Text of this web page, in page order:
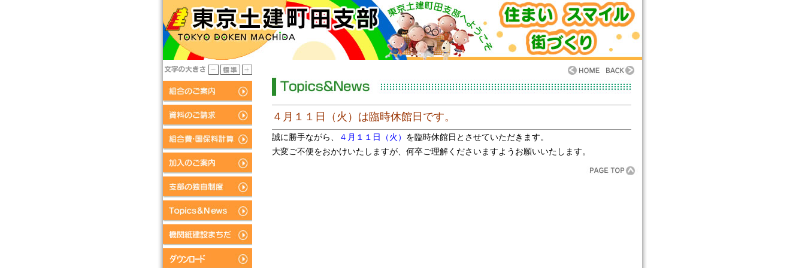
４月１１日（火）は臨時休館日です。
誠に勝手ながら、 ４月１１日（火） を臨時休館日とさせていただきます。
大変ご不便をおかけいたしますが、何卒ご理解くださいますようお願いいたします。